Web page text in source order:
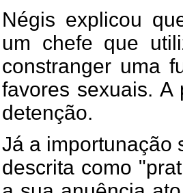
Négis explicou
um chefe que
constranger uma
favores sexuais.
detenção.
Já a importunação
descrita como